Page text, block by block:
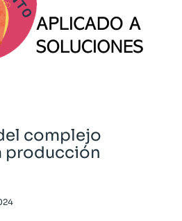
complejo
producción